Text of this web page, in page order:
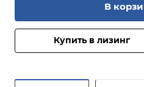
В
Купить в лизинг